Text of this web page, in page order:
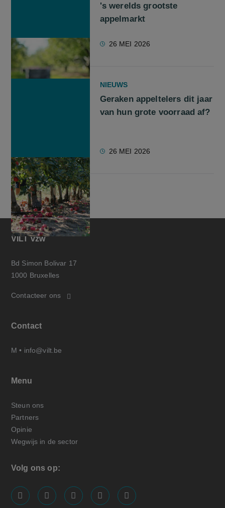
's werelds grootste
appelmarkt
26 MEI 2026
NIEUWS
Geraken appeltelers dit jaar
van hun grote voorraad af?
26 MEI 2026
VILT vzw
Bd Simon Bolivar 17
1000 Bruxelles
Contacteer ons
Contact
M • info@vilt.be
Menu
Steun ons
Partners
Opinie
Wegwijs in de sector
Volg ons op:
screenreader.visit us on our facebook page: https://
screenreader.visit us on our linkedin page:
screenreader.visit us on our
screenreader.visit us on our x
screenreader.visit us on